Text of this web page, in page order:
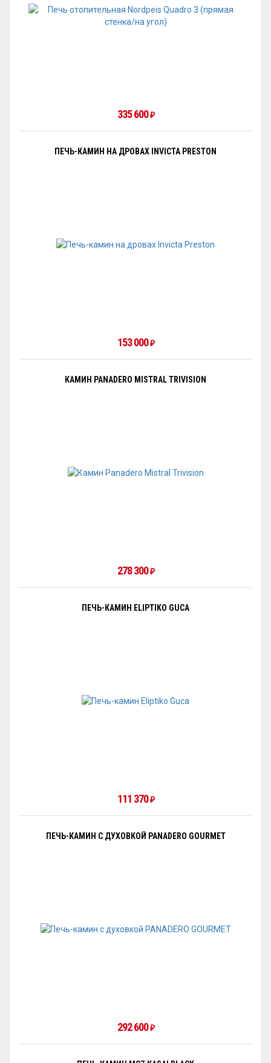
335 600₽
ПЕЧЬ-КАМИН НА ДРОВАХ INVICTA PRESTON
153 000₽
КАМИН PANADERO MISTRAL TRIVISION
278 300₽
ПЕЧЬ-КАМИН ELIPTIKO GUCA
111 370₽
ПЕЧЬ-КАМИН С ДУХОВКОЙ PANADERO GOURMET
292 600₽